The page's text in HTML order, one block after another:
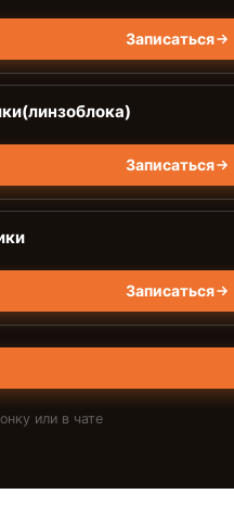
Записаться
Записаться
Записаться
или в чате